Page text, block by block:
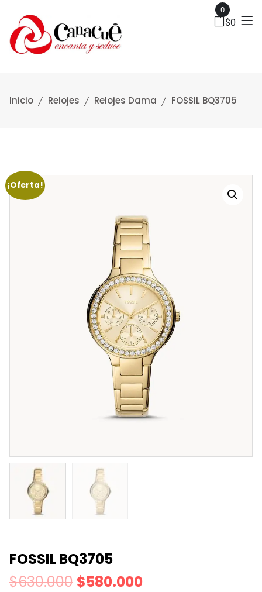
0
$0
Inicio Relojes Relojes Dama FOSSIL BQ3705
¡Oferta!
FOSSIL BQ3705
$630.000 $580.000